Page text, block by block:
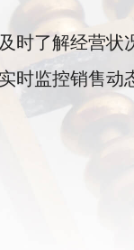
时了解经营状
时监控销售动